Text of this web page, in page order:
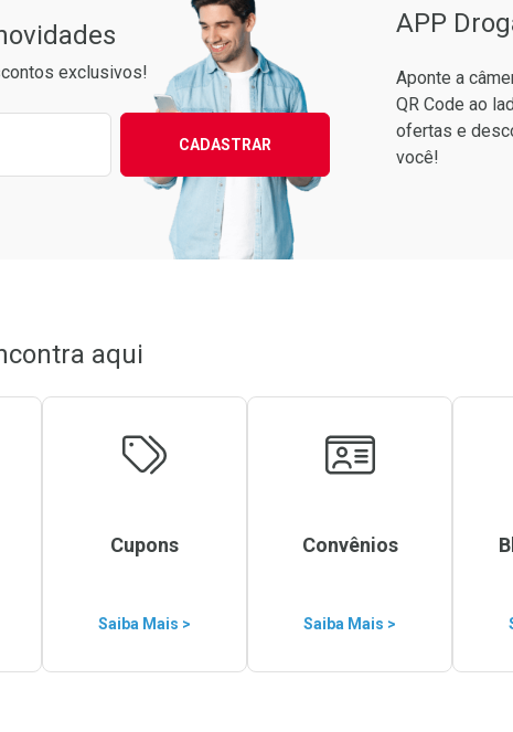
Ver Desconto Convênio Ver Desconto Convênio
exclusivos!
para receber as melhores ofertas:
CADASTRAR
APP
Aponte a
QR Code ao
ofertas e
você!
aqui
Cupons
Saiba Mais >
Convênios
Saiba Mais >